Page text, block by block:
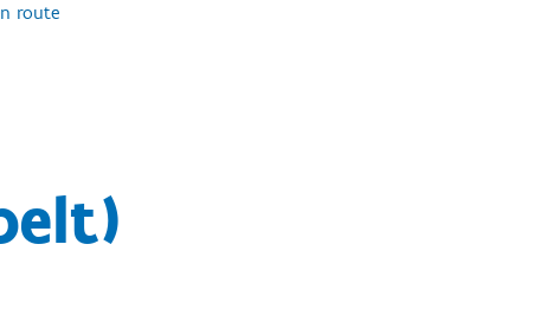
route